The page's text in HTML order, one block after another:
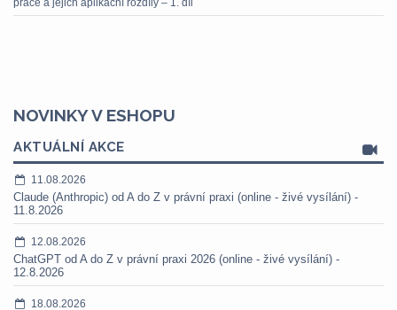
práce a jejich aplikační rozdíly – 1. díl
NOVINKY V ESHOPU
AKTUÁLNÍ AKCE
11.08.2026
Claude (Anthropic) od A do Z v právní praxi (online - živé vysílání) -
11.8.2026
12.08.2026
ChatGPT od A do Z v právní praxi 2026 (online - živé vysílání) -
12.8.2026
18.08.2026